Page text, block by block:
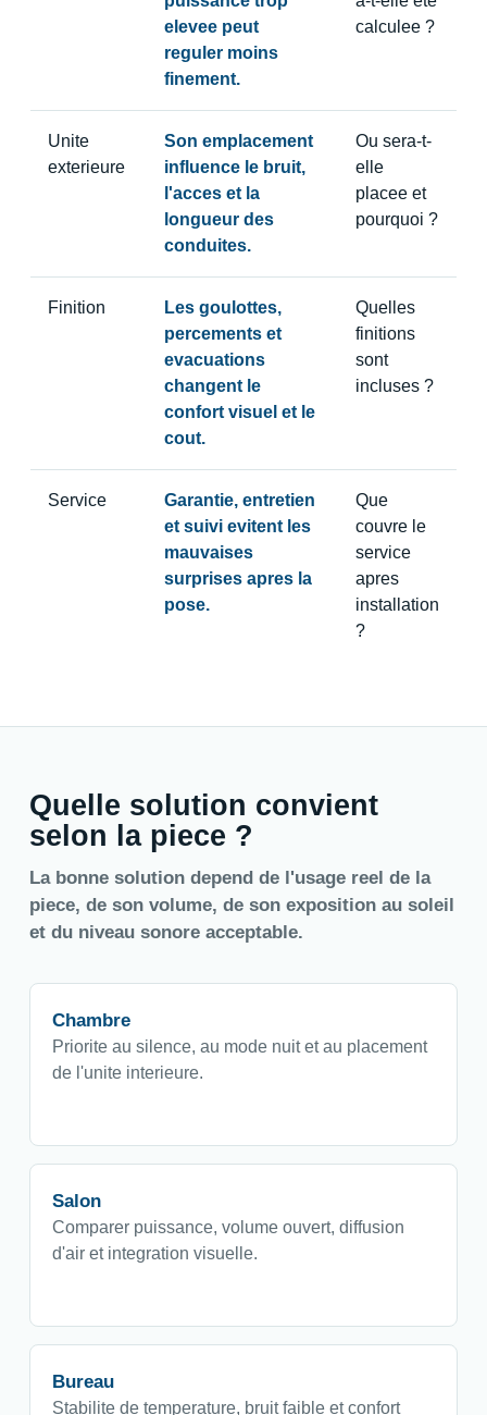
elevee peut
reguler moins
finement.
calculee ?
Unite
exterieure
Son emplacement
influence le bruit,
l'acces et la
longueur des
conduites.
Ou sera-t-
elle
placee et
pourquoi ?
Finition
Les goulottes,
percements et
evacuations
changent le
confort visuel et le
cout.
Quelles
finitions
sont
incluses ?
Service
Garantie, entretien
et suivi evitent les
mauvaises
surprises apres la
pose.
Que
couvre le
service
apres
installation
?
Quelle solution convient
selon la piece ?
La bonne solution depend de l'usage reel de la
piece, de son volume, de son exposition au soleil
et du niveau sonore acceptable.
Chambre
Priorite au silence, au mode nuit et au placement
de l'unite interieure.
Salon
Comparer puissance, volume ouvert, diffusion
d'air et integration visuelle.
Bureau
Stabilite de temperature, bruit faible et confort